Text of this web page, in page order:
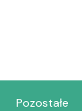
Pozostałe